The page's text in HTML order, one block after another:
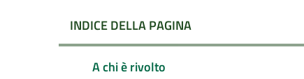
INDICE DELLA PAGINA
A chi è rivolto